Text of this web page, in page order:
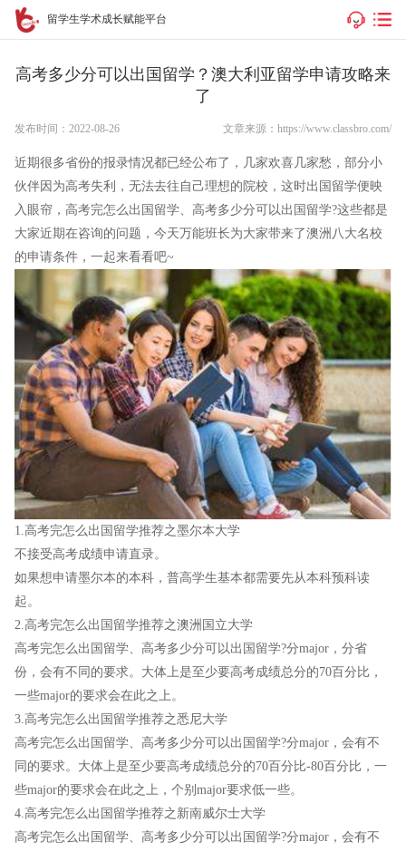
留学生学术成长赋能平台
高考多少分可以出国留学？澳大利亚留学申请攻略来
了
发布时间：2022-08-26 文章来源：https://www.classbro.com/
近期很多省份的报录情况都已经公布了，几家欢喜几家愁，部分小
伙伴因为高考失利，无法去往自己理想的院校，这时出国留学便映
入眼帘，高考完怎么出国留学、高考多少分可以出国留学?这些都是
大家近期在咨询的问题，今天万能班长为大家带来了澳洲八大名校
的申请条件，一起来看看吧~
1.高考完怎么出国留学推荐之墨尔本大学
不接受高考成绩申请直录。
如果想申请墨尔本的本科，普高学生基本都需要先从本科预科读
起。
2.高考完怎么出国留学推荐之澳洲国立大学
高考完怎么出国留学、高考多少分可以出国留学?分major，分省
份，会有不同的要求。大体上是至少要高考成绩总分的70百分比，
一些major的要求会在此之上。
3.高考完怎么出国留学推荐之悉尼大学
高考完怎么出国留学、高考多少分可以出国留学?分major，会有不
同的要求。大体上是至少要高考成绩总分的70百分比-80百分比，一
些major的要求会在此之上，个别major要求低一些。
4.高考完怎么出国留学推荐之新南威尔士大学
高考完怎么出国留学、高考多少分可以出国留学?分major，会有不